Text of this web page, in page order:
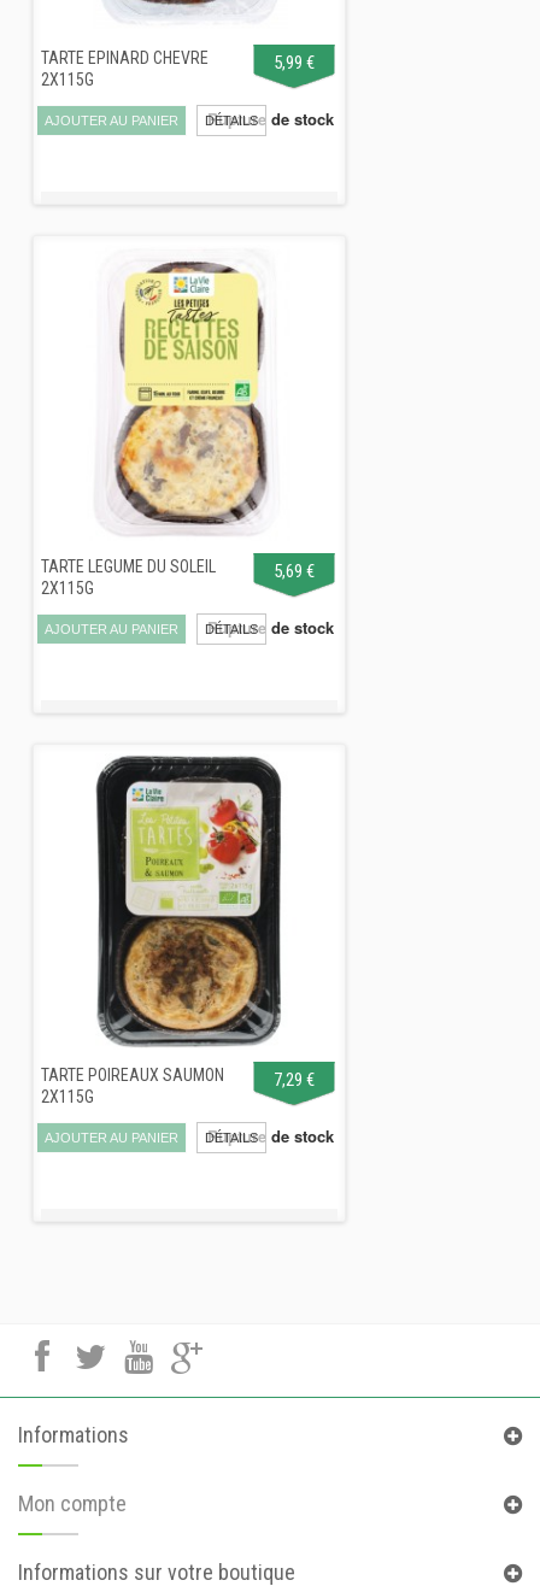
TARTE EPINARD CHEVRE
2X115G
5,99 €
AJOUTER AU PANIER DÉTAILS
Rupture de stock
TARTE LEGUME DU SOLEIL
2X115G
5,69 €
AJOUTER AU PANIER DÉTAILS
Rupture de stock
TARTE POIREAUX SAUMON
2X115G
7,29 €
AJOUTER AU PANIER DÉTAILS
Rupture de stock
Informations
Mon compte
Informations sur votre boutique